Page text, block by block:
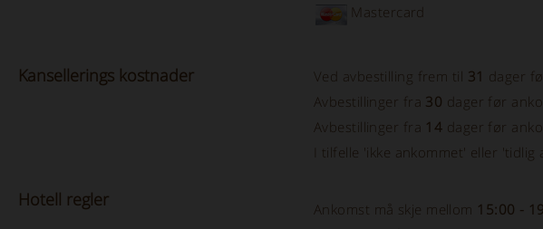
Mastercard
Kansellerings kostnader Ved avbestilling frem til 31 dager
Avbestillinger fra 30 dager før
Avbestillinger fra 14 dager før
I tilfelle 'ikke ankommet' eller
Hotell regler Ankomst må skje mellom 15:00 -